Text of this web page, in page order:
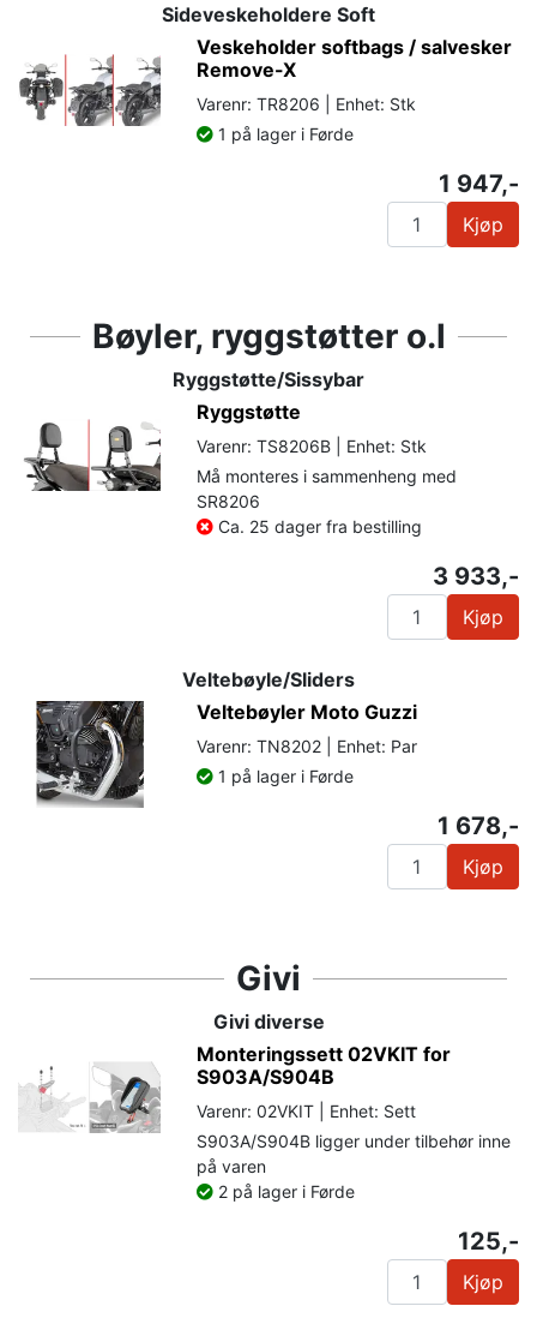
Sideveskeholdere Soft
Veskeholder softbags / salvesker
Remove-X
Varenr: TR8206 | Enhet: Stk
1 på lager i Førde
1 947,-
Kjøp
Bøyler, ryggstøtter o.l
Ryggstøtte/Sissybar
Ryggstøtte
Varenr: TS8206B | Enhet: Stk
Må monteres i sammenheng med
SR8206
Ca. 25 dager fra bestilling
3 933,-
Kjøp
Veltebøyle/Sliders
Veltebøyler Moto Guzzi
Varenr: TN8202 | Enhet: Par
1 på lager i Førde
1 678,-
Kjøp
Givi
Givi diverse
Monteringssett 02VKIT for
S903A/S904B
Varenr: 02VKIT | Enhet: Sett
S903A/S904B ligger under tilbehør inne
på varen
2 på lager i Førde
125,-
Kjøp